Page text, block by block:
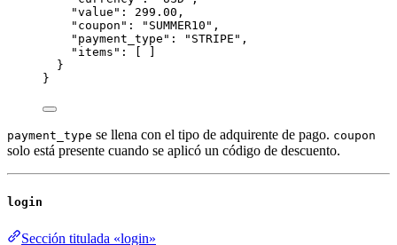
"value" : 299.00 ,
"coupon" : " SUMMER10 " ,
"payment_type" : " STRIPE " ,
"items" : [ ]
}
}
payment_type se llena con el tipo de adquirente de pago. coupon
solo está presente cuando se aplicó un código de descuento.
login
Sección titulada «login»